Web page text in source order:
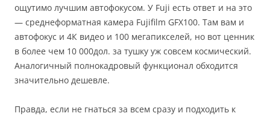
ощутимо лучшим автофокусом. У Fuji есть ответ и на это
— среднеформатная камера Fujifilm GFX100. Там вам и
автофокус и 4К видео и 100 мегапикселей, но вот ценник
в более чем 10 000дол. за тушку уж совсем космический.
Аналогичный полнокадровый функционал обходится
значительно дешевле.
Правда, если не гнаться за всем сразу и подходить к